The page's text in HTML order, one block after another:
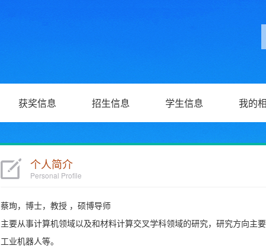
获奖信息 招生信息 学生信息 我的
个人简介
Personal Profile
蔡珣，博士，教授 ，硕博导师
主要从事计算机领域以及和材料计算交叉学科领域的研究，研究方向主
工业机器人等。